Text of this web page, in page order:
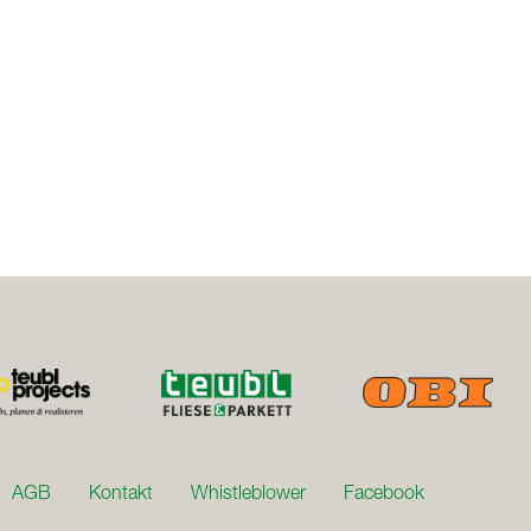
AGB Kontakt Whistleblower Facebook